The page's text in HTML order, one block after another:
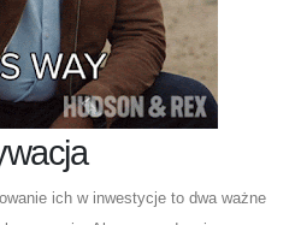
ich w inwestycje to dwa ważne